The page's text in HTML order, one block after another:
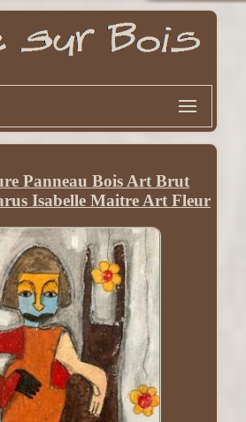
Panneau Bois Art Brut
Isabelle Maitre Art Fleur